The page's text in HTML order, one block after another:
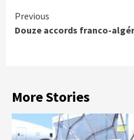
Continue
Reading
Previous
Douze accords franco-
More Stories